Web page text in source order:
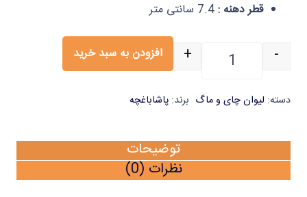
قطر دهنه :7.4 سانتی متر
لیوان چای الیسا 55432 جفتی ایلا عدد -
+ افزودن به سبد خرید
دسته: لیوان چای و ماگ برند: پاشاباغچه
توضیحات
نظرات (0)